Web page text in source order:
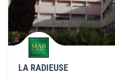
RESIDENCE VALLESPIR
T1 T2